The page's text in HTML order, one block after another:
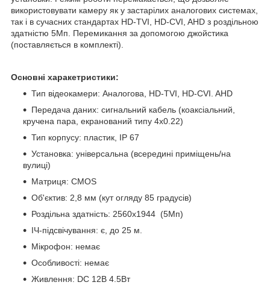
використовувати камеру як у застарілих аналогових системах,
так і в сучасних стандартах HD-TVI, HD-CVI, AHD з роздільною
здатністю 5Мп. Перемикання за допомогою джойстика
(поставляється в комплекті).
Основні харакетристики:
Тип відеокамери: Аналогова, HD-TVI, HD-CVI. AHD
Передача даних: сигнальний кабель (коаксіальний,
кручена пара, екранований типу 4х0.22)
Тип корпусу: пластик, IP 67
Установка: універсальна (всередині приміщень/на
вулиці)
Матриця: CMOS
Об'єктив: 2,8 мм (кут огляду 85 градусів)
Роздільна здатність: 2560х1944 (5Мп)
ІЧ-підсвічування: є, до 25 м.
Мікрофон: немає
Особливості: немає
Живлення: DC 12В 4.5Вт